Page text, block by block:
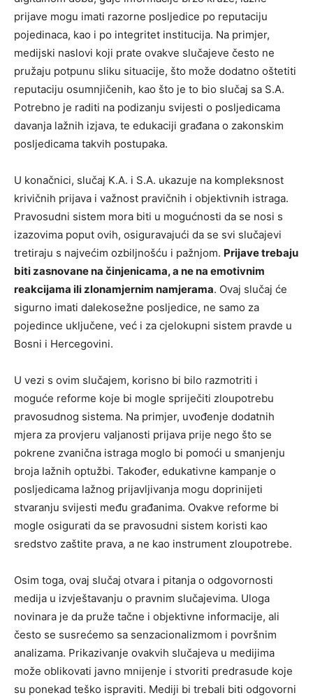
prijave mogu imati razorne posljedice po reputaciju
pojedinaca, kao i po integritet institucija. Na primjer,
medijski naslovi koji prate ovakve slučajeve često ne
pružaju potpunu sliku situacije, što može dodatno oštetiti
reputaciju osumnjičenih, kao što je to bio slučaj sa S.A.
Potrebno je raditi na podizanju svijesti o posljedicama
davanja lažnih izjava, te edukaciji građana o zakonskim
posljedicama takvih postupaka.
U konačnici, slučaj K.A. i S.A. ukazuje na kompleksnost
krivičnih prijava i važnost pravičnih i objektivnih istraga.
Pravosudni sistem mora biti u mogućnosti da se nosi s
izazovima poput ovih, osiguravajući da se svi slučajevi
tretiraju s najvećim ozbiljnošću i pažnjom. Prijave trebaju
biti zasnovane na činjenicama, a ne na emotivnim
reakcijama ili zlonamjernim namjerama. Ovaj slučaj će
sigurno imati dalekosežne posljedice, ne samo za
pojedince uključene, već i za cjelokupni sistem pravde u
Bosni i Hercegovini.
U vezi s ovim slučajem, korisno bi bilo razmotriti i
moguće reforme koje bi mogle spriječiti zloupotrebu
pravosudnog sistema. Na primjer, uvođenje dodatnih
mjera za provjeru valjanosti prijava prije nego što se
pokrene zvanična istraga moglo bi pomoći u smanjenju
broja lažnih optužbi. Također, edukativne kampanje o
posljedicama lažnog prijavljivanja mogu doprinijeti
stvaranju svijesti među građanima. Ovakve reforme bi
mogle osigurati da se pravosudni sistem koristi kao
sredstvo zaštite prava, a ne kao instrument zloupotrebe.
Osim toga, ovaj slučaj otvara i pitanja o odgovornosti
medija u izvještavanju o pravnim slučajevima. Uloga
novinara je da pruže tačne i objektivne informacije, ali
često se susrećemo sa senzacionalizmom i površnim
analizama. Prikazivanje ovakvih slučajeva u medijima
može oblikovati javno mnijenje i stvoriti predrasude koje
su ponekad teško ispraviti. Mediji bi trebali biti odgovorni